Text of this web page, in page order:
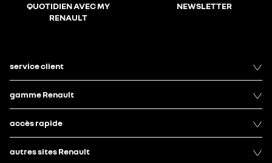
QUOTIDIEN AVEC MY
RENAULT
NEWSLETTER
service client
gamme Renault
accès rapide
autres sites Renault